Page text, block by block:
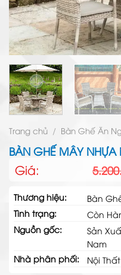
Trang chủ / Bàn Ghế Ăn
BÀN GHẾ MÂY NHỰA
Giá:
Giá
gốc
là:
5.200.000₫.
Giá
hiện
tại
là:
4.090.000₫.
Thương hiệu:
Bàn
Tình trạng:
Còn
Nguồn gốc:
Sản
Nam
Nhà phân phối:
Nội